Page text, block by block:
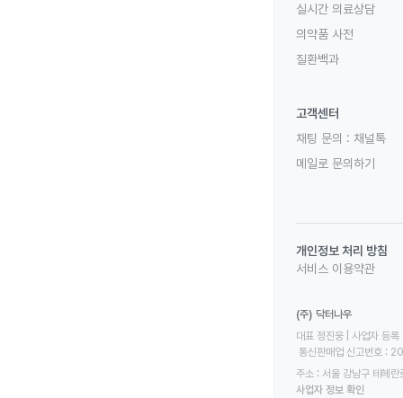
실시간 의료상담
의약품 사전
질환백과
고객센터
채팅 문의 : 채널톡
메일로 문의하기
개인정보 처리 방침
서비스 이용약관
(주) 닥터나우
대표 정진웅 | 사업자
통신판매업 신고번호
주소 : 서울 강남구 테헤
사업자 정보 확인